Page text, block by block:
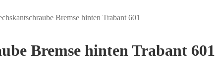
Bremse hinten Trabant 601
Bremse hinten Trabant 601